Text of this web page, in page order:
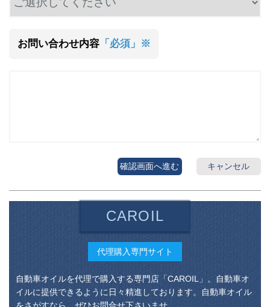
お問い合わせ内容「必須」※
キャンセル
確認画面へ進む
CAROIL
代理購入専門サイト
自動車オイルを代理で購入する専門店「CAROIL」。自動車オ
イルに提供できるように日々精進しております。自動車オイル
をさがすなら、ぜひお問合せ下さいませ。